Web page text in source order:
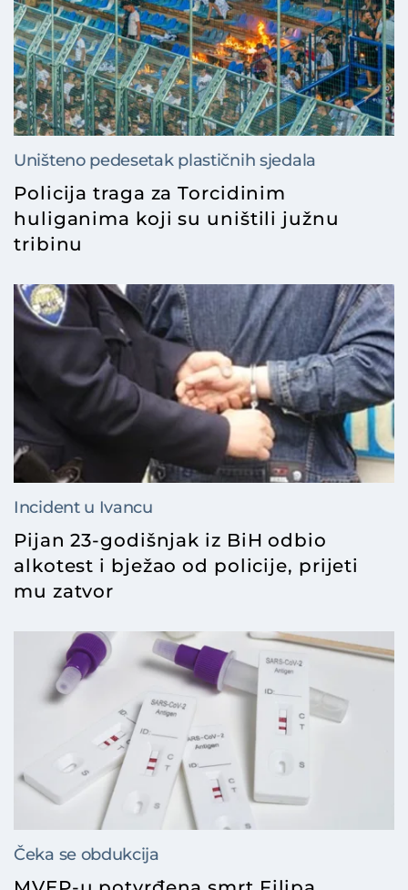
Uništeno pedesetak plastičnih sjedala
Policija traga za Torcidinim
huliganima koji su uništili južnu
tribinu
Incident u Ivancu
Pijan 23-godišnjak iz BiH odbio
alkotest i bježao od policije, prijeti
mu zatvor
Čeka se obdukcija